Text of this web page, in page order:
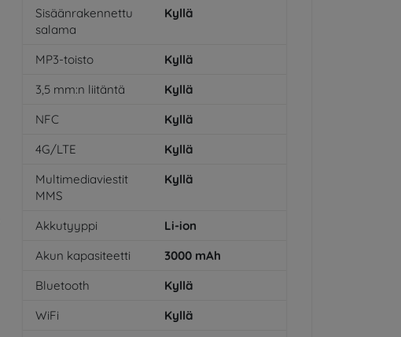
Sisäänrakennettu
salama
Kyllä
MP3-toisto
Kyllä
3,5 mm:n liitäntä
Kyllä
NFC
Kyllä
4G/LTE
Kyllä
Multimediaviestit
MMS
Kyllä
Akkutyyppi
Li-ion
Akun kapasiteetti
3000 mAh
Bluetooth
Kyllä
WiFi
Kyllä